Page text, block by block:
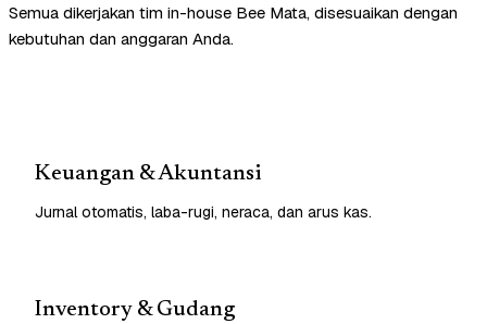
Semua dikerjakan tim in-house Bee Mata, disesuaikan dengan
kebutuhan dan anggaran Anda.
Keuangan & Akuntansi
Jurnal otomatis, laba-rugi, neraca, dan arus kas.
Inventory & Gudang